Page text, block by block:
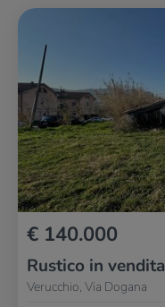
€ 140.000
Rustico in vendita
Verucchio, Via Dogana